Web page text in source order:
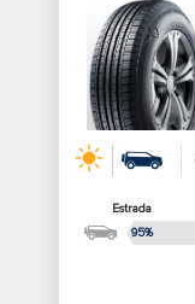
Estrada
95%